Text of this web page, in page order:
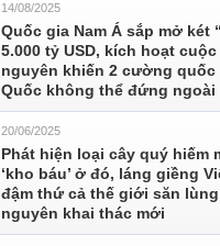
14/08/2025
Quốc gia Nam Á sắp mở két
5.000 tỷ USD, kích hoạt
nguyên khiến 2 cường quốc
Quốc không thể đứng ngoài
20/06/2025
Phát hiện loại cây quý hiếm
‘kho báu’ ở đó, láng giềng
đậm thứ cả thế giới săn
nguyên khai thác mới